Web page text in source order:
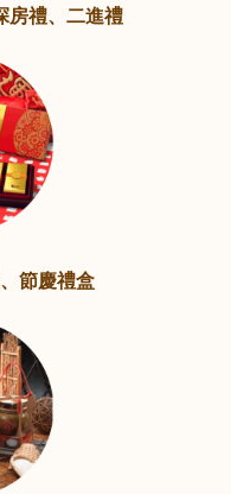
房禮、二進禮
節慶禮盒